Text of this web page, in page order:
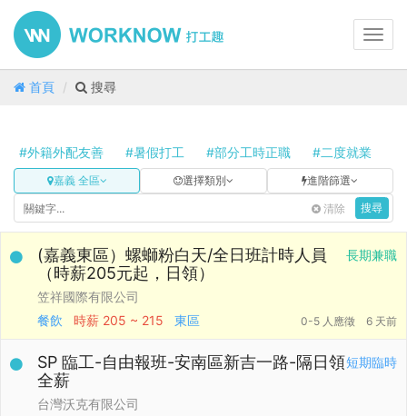
首頁 搜尋
#外籍外配友善 #暑假打工 #部分工時正職 #二度就業
嘉義 全區 選擇類別 進階篩選
清除 搜尋
長期兼職
(嘉義東區）螺螄粉白天/全日班計時人員
（時薪205元起，日領）
笠祥國際有限公司
餐飲
時薪 205 ~ 215 東區 0-5 人應徵 6 天前
短期臨時
SP 臨工-自由報班-安南區新吉一路-隔日領
全薪
台灣沃克有限公司